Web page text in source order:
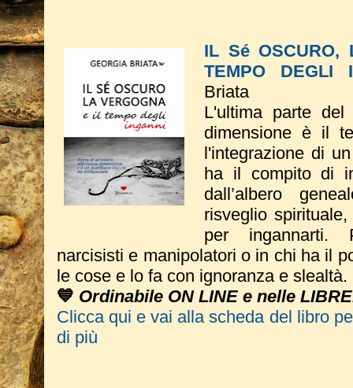
IL Sé OSCURO,
TEMPO DEGLI
Briata
L'ultima parte del
dimensione è il
l'integrazione di
ha il compito di
dall’albero
risveglio
per ingannarti.
narcisisti e manipolatori o in chi ha il
le cose e lo fa con ignoranza e slealtà.
💙 Ordinabile ON LINE e nelle
Clicca qui e vai alla scheda del libro
di più